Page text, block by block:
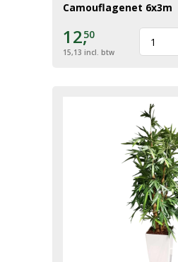
Camouflagenet 6x3m
12,50
15,13 incl. btw